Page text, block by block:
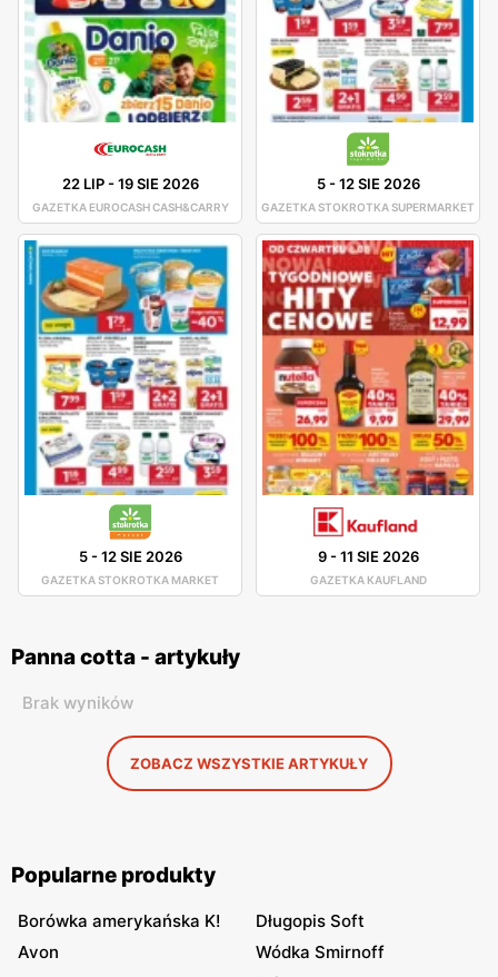
22 LIP-19 SIE 2026
GAZETKA EUROCASH CASH&CARRY
5-12 SIE 2026
GAZETKA STOKROTKA SUPERMARKET
5-12 SIE 2026
GAZETKA STOKROTKA MARKET
9-11 SIE 2026
GAZETKA KAUFLAND
Panna cotta - artykuły
Brak wyników
ZOBACZ WSZYSTKIE ARTYKUŁY
Popularne produkty
Borówka amerykańska K!
Długopis Soft
Avon
Wódka Smirnoff